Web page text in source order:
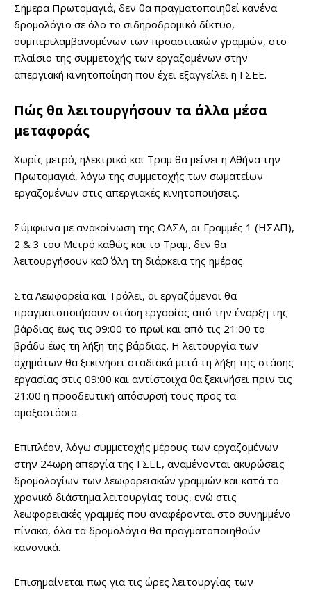
Σήμερα Πρωτομαγιά, δεν θα πραγματοποιηθεί κανένα
δρομολόγιο σε όλο το σιδηροδρομικό δίκτυο,
συμπεριλαμβανομένων των προαστιακών γραμμών, στο
πλαίσιο της συμμετοχής των εργαζομένων στην
απεργιακή κινητοποίηση που έχει εξαγγείλει η ΓΣΕΕ.
Πώς θα λειτουργήσουν τα άλλα μέσα
μεταφοράς
Χωρίς μετρό, ηλεκτρικό και Τραμ θα μείνει η Αθήνα την
Πρωτομαγιά, λόγω της συμμετοχής των σωματείων
εργαζομένων στις απεργιακές κινητοποιήσεις.
Σύμφωνα με ανακοίνωση της ΟΑΣΑ, οι Γραμμές 1 (ΗΣΑΠ),
2 & 3 του Μετρό καθώς και το Τραμ, δεν θα
λειτουργήσουν καθ΄ όλη τη διάρκεια της ημέρας.
Στα Λεωφορεία και Τρόλεϊ, οι εργαζόμενοι θα
πραγματοποιήσουν στάση εργασίας από την έναρξη της
βάρδιας έως τις 09:00 το πρωί και από τις 21:00 το
βράδυ έως τη λήξη της βάρδιας. Η λειτουργία των
οχημάτων θα ξεκινήσει σταδιακά μετά τη λήξη της στάσης
εργασίας στις 09:00 και αντίστοιχα θα ξεκινήσει πριν τις
21:00 η προοδευτική απόσυρσή τους προς τα
αμαξοστάσια.
Επιπλέον, λόγω συμμετοχής μέρους των εργαζομένων
στην 24ωρη απεργία της ΓΣΕΕ, αναμένονται ακυρώσεις
δρομολογίων των λεωφορειακών γραμμών και κατά το
χρονικό διάστημα λειτουργίας τους, ενώ στις
λεωφορειακές γραμμές που αναφέρονται στο συνημμένο
πίνακα, όλα τα δρομολόγια θα πραγματοποιηθούν
κανονικά.
Επισημαίνεται πως για τις ώρες λειτουργίας των